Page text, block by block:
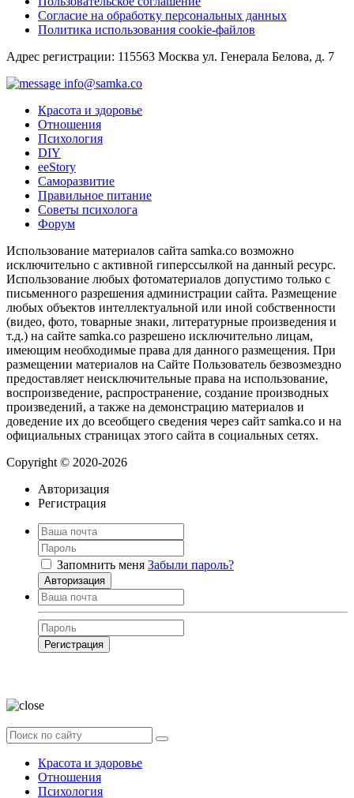
Согласие на обработку персональных данных
Политика использования cookie-файлов
Адрес регистрации: 115563 Москва ул. Генерала Белова, д. 7
info@samka.co
Красота и здоровье
Отношения
Психология
DIY
ееStory
Саморазвитие
Правильное питание
Советы психолога
Форум
Использование материалов сайта samka.co возможно
исключительно с активной гиперссылкой на данный ресурс.
Использование любых фотоматериалов допустимо только с
письменного разрешения администрации сайта. Размещение
любых объектов интеллектуальной или иной собственности
(видео, фото, товарные знаки, литературные произведения и
т.д.) на сайте samka.co разрешено исключительно лицам,
имеющим необходимые права для данного размещения. При
размещении материалов на Сайте Пользователь безвозмездно
предоставляет неисключительные права на использование,
воспроизведение, распространение, создание производных
произведений, а также на демонстрацию материалов и
доведение их до всеобщего сведения через сайт samka.co и на
официальных страницах этого сайта в социальных сетях.
Copyright © 2020-2026
Авторизация
Регистрация
Запомнить меня Забыли пароль?
Авторизация
Регистрация
Красота и здоровье
Отношения
Психология